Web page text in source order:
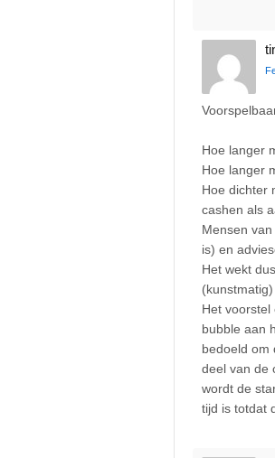
Hoe langer
Hoe langer
Hoe dichter
cashen als
Mensen
is) en
Het wekt
Het voorstel
bubble aan
bedoeld om
deel van de
wordt de
tijd is totdat